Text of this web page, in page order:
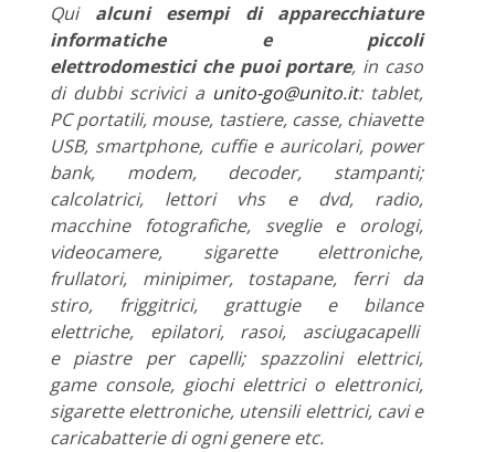
Qui alcuni esempi di apparecchiature
informatiche e piccoli
elettrodomestici che puoi portare, in caso
di dubbi scrivici a unito-go@unito.it: tablet,
PC portatili, mouse, tastiere, casse, chiavette
USB, smartphone, cuffie e auricolari, power
bank, modem, decoder, stampanti;
calcolatrici, lettori vhs e dvd, radio,
macchine fotografiche, sveglie e orologi,
videocamere, sigarette elettroniche,
frullatori, minipimer, tostapane, ferri da
stiro, friggitrici, grattugie e bilance
elettriche, epilatori, rasoi, asciugacapelli
e piastre per capelli; spazzolini elettrici,
game console, giochi elettrici o elettronici,
sigarette elettroniche, utensili elettrici, cavi e
caricabatterie di ogni genere etc.